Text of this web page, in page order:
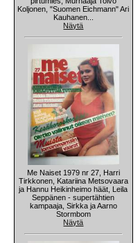
Koljonen, "Suomen Eichmann" Ari
Kauhanen...
Näytä
Me Naiset 1979 nr 27, Harri
Tirkkonen, Katariina Metsovaara
ja Hannu Heikinheimo häät, Leila
Seppänen - supertähtien
kampaaja, Sirkka ja Aarno
Stormbom
Näytä